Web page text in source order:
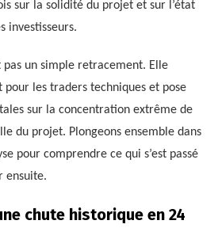
sur la solidité du projet et sur l’état
investisseurs.
pas un simple retracement. Elle
les traders techniques et pose
sur la concentration extrême de
du projet. Plongeons ensemble dans
pour comprendre ce qui s’est passé
ensuite.
chute historique en 24